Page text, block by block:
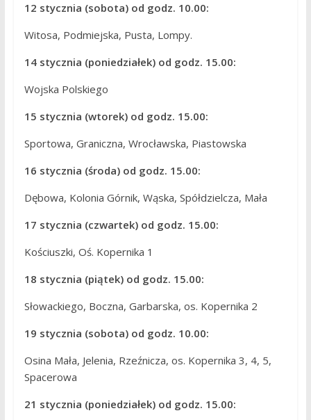
12 stycznia (sobota) od godz. 10.00:
Witosa, Podmiejska, Pusta, Lompy.
14 stycznia (poniedziałek) od godz. 15.00:
Wojska Polskiego
15 stycznia (wtorek) od godz. 15.00:
Sportowa, Graniczna, Wrocławska, Piastowska
16 stycznia (środa) od godz. 15.00:
Dębowa, Kolonia Górnik, Wąska, Spółdzielcza, Mała
17 stycznia (czwartek) od godz. 15.00:
Kościuszki, Oś. Kopernika 1
18 stycznia (piątek) od godz. 15.00:
Słowackiego, Boczna, Garbarska, os. Kopernika 2
19 stycznia (sobota) od godz. 10.00:
Osina Mała, Jelenia, Rzeźnicza, os. Kopernika 3, 4, 5,
Spacerowa
21 stycznia (poniedziałek) od godz. 15.00: